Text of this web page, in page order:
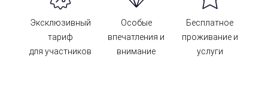
Эксклюзивный
тариф
для участников
Особые
впечатления и
внимание
Бесплатное
проживание и
услуги